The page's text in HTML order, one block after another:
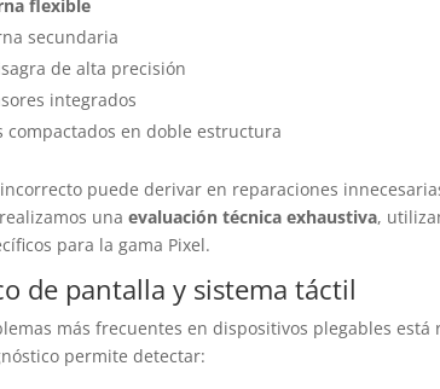
flexible
secundaria
de alta precisión
integrados
compactados en doble estructura
puede derivar en reparaciones
unaevaluación técnica exhaustiva,
para la gama Pixel.
de pantalla y sistema táctil
más frecuentes en dispositivos plegables
permite detectar: